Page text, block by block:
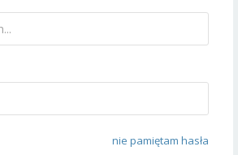
nie pamiętam hasła